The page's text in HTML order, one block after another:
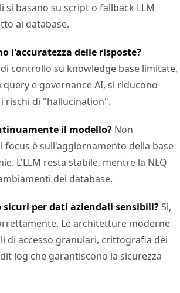
basano su script o fallback LLM
ai database.
l'accuratezza delle risposte?
controllo su knowledge base limitate,
e governance AI, si riducono
rischi di "hallucination".
il modello? Non
focus è sull'aggiornamento della base
L'LLM resta stabile, mentre la NLQ
del database.
sicuri per dati aziendali sensibili?Sì,
Le architetture moderne
di accesso granulari, crittografia dei
log che garantiscono la sicurezza